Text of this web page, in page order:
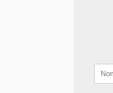
mail